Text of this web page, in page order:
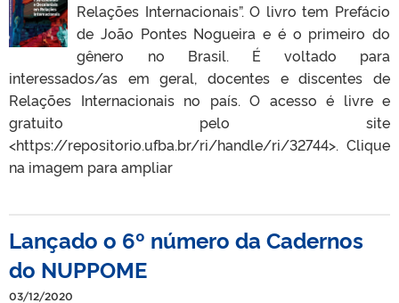
Relações Internacionais”. O livro tem Prefácio
de João Pontes Nogueira e é o primeiro do
gênero no Brasil. É voltado para
interessados/as em geral, docentes e discentes de
Relações Internacionais no país. O acesso é livre e
gratuito pelo site
<https://repositorio.ufba.br/ri/handle/ri/32744>. Clique
na imagem para ampliar
Lançado o 6º número da Cadernos
do NUPPOME
03/12/2020